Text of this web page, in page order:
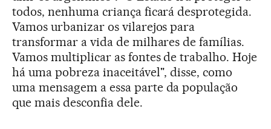
todos, nenhuma criança ficará desprotegida.
Vamos urbanizar os vilarejos para
transformar a vida de milhares de famílias.
Vamos multiplicar as fontes de trabalho. Hoje
há uma pobreza inaceitável", disse, como
uma mensagem a essa parte da população
que mais desconfia dele.